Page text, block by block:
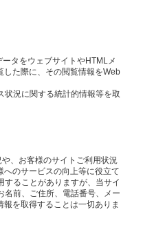
タをウェブサイトやHTMLメ
した際に、その閲覧情報をWeb
状況に関する統計的情報等を取
、お客様のサイトご利用状況
のサービスの向上等に役立て
することがありますが、当サイ
名前、ご住所、電話番号、メー
を取得することは一切ありま